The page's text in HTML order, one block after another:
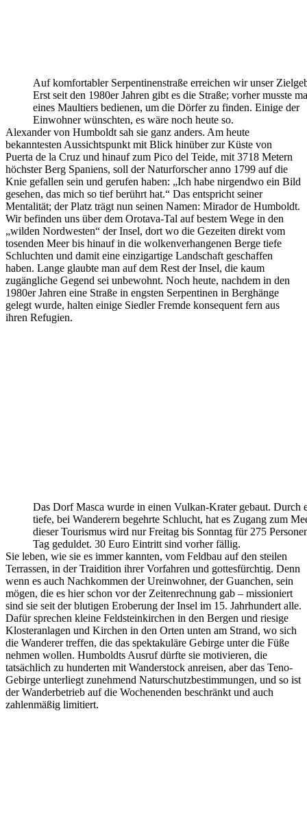
Auf komfortabler Serpentinenstraße erreichen wir unser
Erst seit den 1980er Jahren gibt es die Straße; vorher musste
eines Maultiers bedienen, um die Dörfer zu finden. Einige der
Einwohner wünschten, es wäre noch heute so.
Alexander von Humboldt sah sie ganz anders. Am heute
bekanntesten Aussichtspunkt mit Blick hinüber zur Küste von
Puerta de la Cruz und hinauf zum Pico del Teide, mit 3718 Metern
höchster Berg Spaniens, soll der Naturforscher anno 1799 auf die
Knie gefallen sein und gerufen haben: „Ich habe nirgendwo ein Bild
gesehen, das mich so tief berührt hat.“ Das entspricht seiner
Mentalität; der Platz trägt nun seinen Namen: Mirador de Humboldt.
Wir befinden uns über dem Orotava-Tal auf bestem Wege in den
„wilden Nordwesten“ der Insel, dort wo die Gezeiten direkt vom
tosenden Meer bis hinauf in die wolkenverhangenen Berge tiefe
Schluchten und damit eine einzigartige Landschaft geschaffen
haben. Lange glaubte man auf dem Rest der Insel, die kaum
zugängliche Gegend sei unbewohnt. Noch heute, nachdem in den
1980er Jahren eine Straße in engsten Serpentinen in Berghänge
gelegt wurde, halten einige Siedler Fremde konsequent fern aus
ihren Refugien.
Das Dorf Masca wurde in einen Vulkan-Krater gebaut. Durch
tiefe, bei Wanderern begehrte Schlucht, hat es Zugang zum
dieser Tourismus wird nur Freitag bis Sonntag für 275
Tag geduldet. 30 Euro Eintritt sind vorher fällig.
Sie leben, wie sie es immer kannten, vom Feldbau auf den steilen
Terrassen, in der Traidition ihrer Vorfahren und gottesfürchtig. Denn
wenn es auch Nachkommen der Ureinwohner, der Guanchen, sein
mögen, die es hier schon vor der Zeitenrechnung gab – missioniert
sind sie seit der blutigen Eroberung der Insel im 15. Jahrhundert alle.
Dafür sprechen kleine Feldsteinkirchen in den Bergen und riesige
Klosteranlagen und Kirchen in den Orten unten am Strand, wo sich
die Wanderer treffen, die das spektakuläre Gebirge unter die Füße
nehmen wollen. Humboldts Ausruf dürfte sie motivieren, die
tatsächlich zu hunderten mit Wanderstock anreisen, aber das Teno-
Gebirge unterliegt zunehmend Naturschutzbestimmungen, und so ist
der Wanderbetrieb auf die Wochenenden beschränkt und auch
zahlenmäßig limitiert.